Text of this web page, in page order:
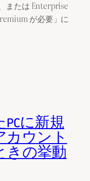
または Enterprise
が必要」に
PCに新規
カウント
きの挙動